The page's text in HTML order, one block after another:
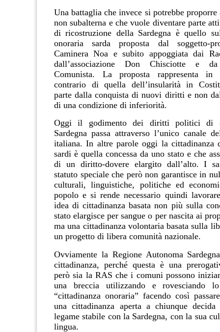
Una battaglia che invece si potrebbe proporre
non subalterna e che vuole diventare parte
di ricostruzione della Sardegna è quello
onoraria sarda proposta dal soggetto-
Caminera Noa e subito appoggiata dai
dall’associazione Don Chisciotte e da
Comunista. La proposta rappresenta in
contrario di quella dell’insularità in
parte dalla conquista di nuovi diritti e non
di una condizione di inferiorità.
Oggi il godimento dei diritti politici di
Sardegna passa attraverso l’unico canale
italiana. In altre parole oggi la cittadinanza
sardi è quella concessa da uno stato e che
di un diritto-dovere elargito dall’alto. I
statuto speciale che però non garantisce in
culturali, linguistiche, politiche ed
popolo e si rende necessario quindi
idea di cittadinanza basata non più sulla
stato elargisce per sangue o per nascita ai
ma una cittadinanza volontaria basata sulla
un progetto di libera comunità nazionale.
Ovviamente la Regione Autonoma
cittadinanza, perché questa è una
però sia la RAS che i comuni possono
una breccia utilizzando e rovesciando
“cittadinanza onoraria” facendo così
una cittadinanza aperta a chiunque
legame stabile con la Sardegna, con la sua
lingua.